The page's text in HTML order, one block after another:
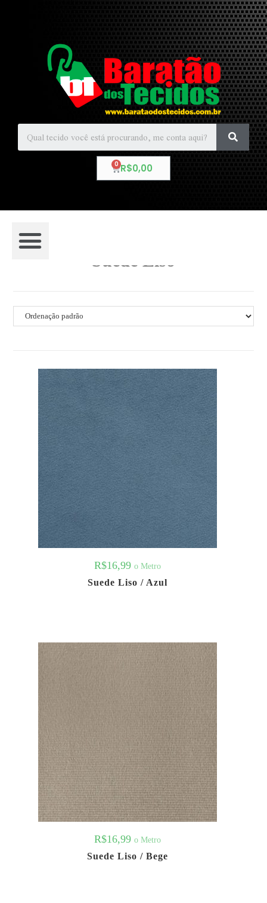
R$0,00
Suede Liso
R$16,99 o Metro
Suede Liso / Azul
R$16,99 o Metro
Suede Liso / Bege